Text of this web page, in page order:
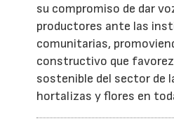
su compromiso de dar
productores ante las
comunitarias,
constructivo que
sostenible del sector de
hortalizas y flores en